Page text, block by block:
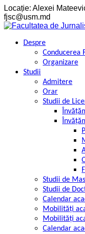
Перейти
к
контенту
Locație: Alexei
fjsc@usm.md
Despre
Conducerea
Organizare
Studii
Admitere
Orar
Studii de
Studii de
Studii de
Calendar
Mobilități
Mobilități
Calendar